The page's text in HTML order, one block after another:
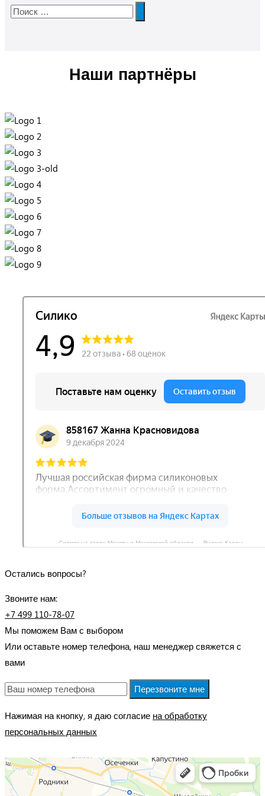
Наши партнёры
Силико на карте Москвы и Московской области — Яндекс Карты
Остались вопросы?
Звоните нам:
+7 499 110-78-07
Мы поможем Вам с выбором
Или оставьте номер телефона, наш менеджер свяжется с
вами
Перезвоните мне
Нажимая на кнопку, я даю согласие на обработку
персональных данных